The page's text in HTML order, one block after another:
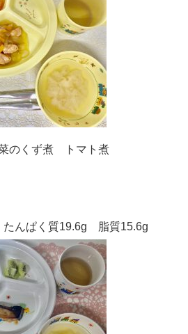
のくず煮 トマト煮
んぱく質19.6g 脂質15.6g